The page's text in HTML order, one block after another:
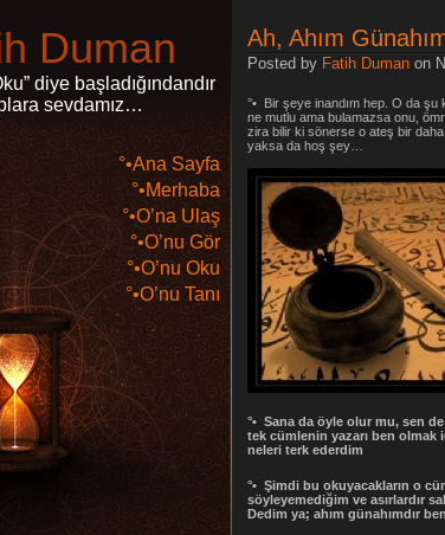
Duman
diye başladığındandır
sevdamız…
°•Ana Sayfa
°•Merhaba
°•O’na Ulaş
°•O’nu Gör
°•O’nu Oku
°•O’nu Tanı
Ah, Ahım
Posted by Fatih Duman on
°• Bir şeye inandım hep. O da
ne mutlu ama bulamazsa onu,
zira bilir ki sönerse o ateş bir
yaksa da hoş şey…
°• Sana da öyle olur mu, sen
tek cümlenin yazarı ben olmak
neleri terk ederdim
°• Şimdi bu okuyacakların o
söyleyemediğim ve asırlardır
Dedim ya; ahım günahımdır